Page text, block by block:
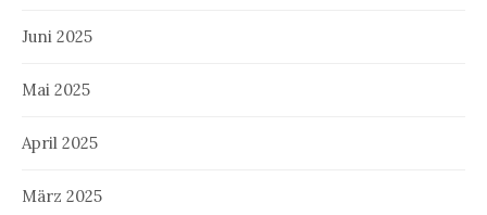
Juni 2025
Mai 2025
April 2025
März 2025